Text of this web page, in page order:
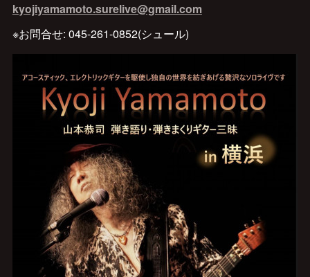
kyojiyamamoto.surelive@gmail.com
※お問合せ: 045-261-0852(シュール)